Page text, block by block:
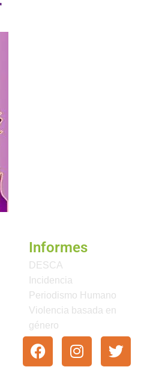
Informes
DESCA
Incidencia
Periodismo Humano
Violencia basada en
género